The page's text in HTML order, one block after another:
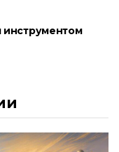
инструментом